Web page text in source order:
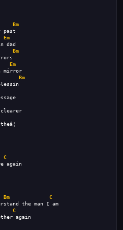
Bm
past
Em
dad
Bm
Em
mirror
Bm
clearer
C
again
Bm
C
the man I am
C
again